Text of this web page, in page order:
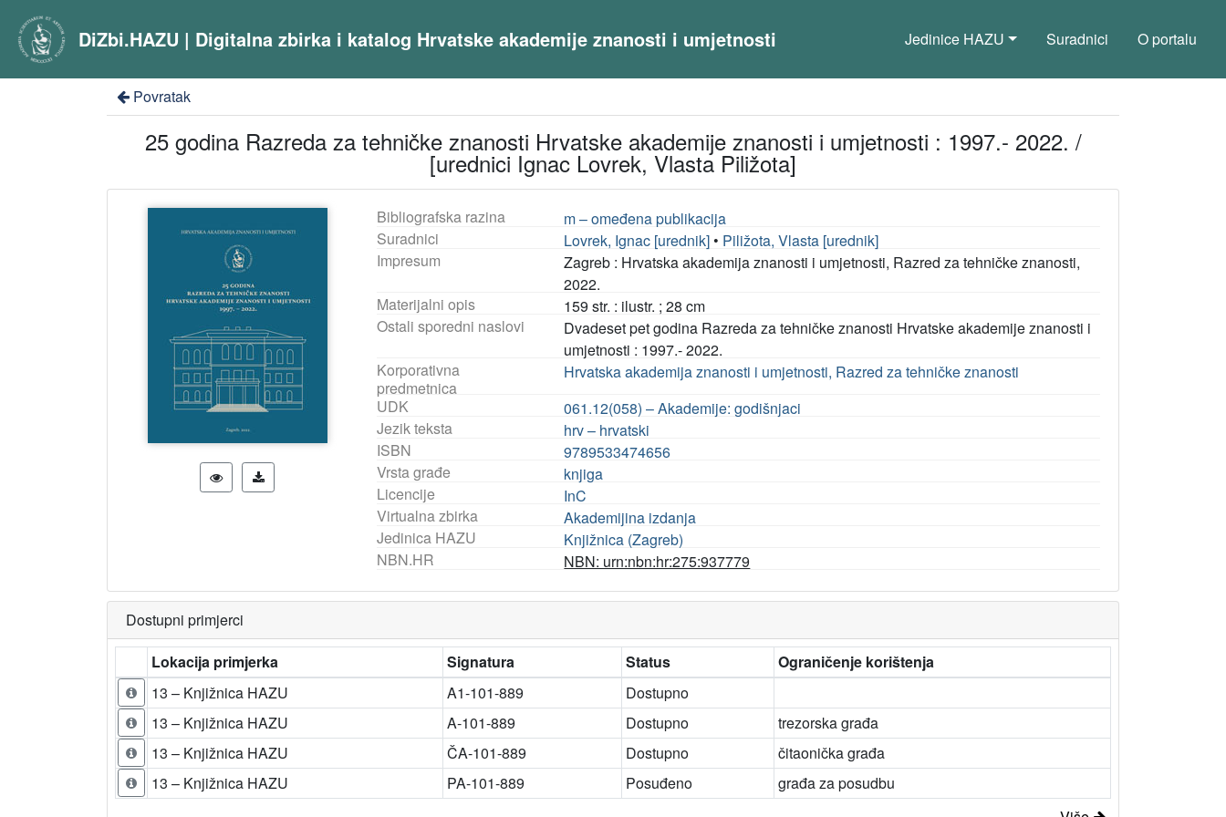
DiZbi.HAZU | Digitalna zbirka i katalog Hrvatske akademije znanosti i umjetnosti Jedinice HAZU Suradnici O portalu
Povratak
25 godina Razreda za tehničke znanosti Hrvatske akademije znanosti i umjetnosti : 1997.- 2022. /
[urednici Ignac Lovrek, Vlasta Piližota]
Bibliografska razina
m – omeđena publikacija
Suradnici
Lovrek, Ignac [urednik] • Piližota, Vlasta [urednik]
Impresum
Zagreb : Hrvatska akademija znanosti i umjetnosti, Razred za tehničke znanosti,
2022.
Materijalni opis
159 str. : ilustr. ; 28 cm
Ostali sporedni naslovi
Dvadeset pet godina Razreda za tehničke znanosti Hrvatske akademije znanosti i
umjetnosti : 1997.- 2022.
Korporativna
predmetnica
Hrvatska akademija znanosti i umjetnosti, Razred za tehničke znanosti
UDK
061.12(058) – Akademije: godišnjaci
Jezik teksta
hrv – hrvatski
ISBN
9789533474656
Vrsta građe
knjiga
Licencije
InC
Virtualna zbirka
Akademijina izdanja
Jedinica HAZU
Knjižnica (Zagreb)
NBN.HR
NBN: urn:nbn:hr:275:937779
Dostupni primjerci
Lokacija primjerka
Signatura Status
Ograničenje korištenja
13 – Knjižnica HAZU
A1-101-889
Dostupno
13 – Knjižnica HAZU
A-101-889 Dostupno
trezorska građa
13 – Knjižnica HAZU
ČA-101-889 Dostupno
čitaonička građa
13 – Knjižnica HAZU
PA-101-889 Posuđeno
građa za posudbu